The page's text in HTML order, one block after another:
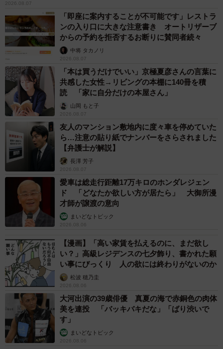
2026.08.07
「即座に案内することが不可能です」レストラ
ンの入り口に大きな注意書き オートリザーブ
からの予約を拒否するお断りに賛同者続々
中将 タカノリ
2026.08.07
「本は買うだけでいい」京極夏彦さんの言葉に
共感した女性→リビングの本棚に140冊を積
読 「家に自分だけの本屋さん」
山岡 もと子
2026.08.07
友人のマンション敷地内に度々車を停めていた
ら…注意の貼り紙でナンバーをさらされました
【弁護士が解説】
長澤 芳子
2026.08.07
愛車は総走行距離17万キロのホンダレジェン
ド 「どなたか欲しい方が居たら」 大御所漫
才師が譲渡の意向
まいどなトピック
2026.08.06
【漫画】「高い家賃を払えるのに、まだ欲し
い？」高級レジデンスの七夕飾り、書かれた願
い事にびっくり 人の欲には終わりがないのか
松波 穂乃圭
2026.08.06
大河出演の39歳俳優 真夏の海で赤銅色の肉体
美を連投 「バッキバキだな」「ばり渋いで
す」
まいどなトピック
2026.08.06